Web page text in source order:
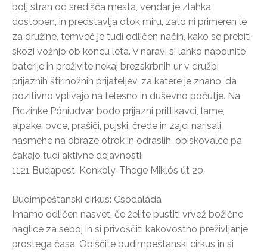
bolj stran od središča mesta, vendar je zlahka
dostopen, in predstavlja otok miru, zato ni primeren le
za družine, temveč je tudi odličen način, kako se prebiti
skozi vožnjo ob koncu leta. V naravi si lahko napolnite
baterije in preživite nekaj brezskrbnih ur v družbi
prijaznih štirinožnih prijateljev, za katere je znano, da
pozitivno vplivajo na telesno in duševno počutje. Na
Piczinke Póniudvar bodo prijazni pritlikavci, lame,
alpake, ovce, prašiči, pujski, črede in zajci narisali
nasmehe na obraze otrok in odraslih, obiskovalce pa
čakajo tudi aktivne dejavnosti.
1121 Budapest, Konkoly-Thege Miklós út 20.
Budimpeštanski cirkus: Csodaláda
Imamo odličen nasvet, če želite pustiti vrvež božične
naglice za seboj in si privoščiti kakovostno preživljanje
prostega časa. Obiščite budimpeštanski cirkus in si